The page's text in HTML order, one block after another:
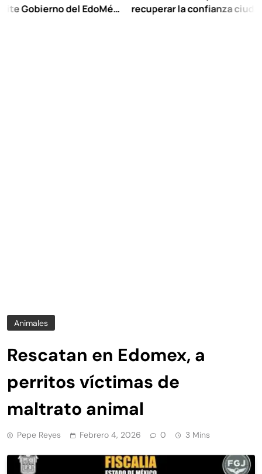
del EdoMéx
recuperar la confianza ciudadana:
Animales
Rescatan en Edomex, a
perritos víctimas de
maltrato animal
Pepe Reyes Febrero 4, 2026 0 3 Mins